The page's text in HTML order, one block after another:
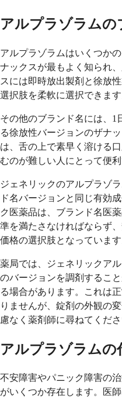
アルプラゾラムの
アルプラゾラムはいくつか
ナックスが最もよく知られ
スには即時放出製剤と徐放
選択肢を柔軟に選択できます
その他のブランド名には、1
る徐放性バージョンのザナ
は、舌の上で素早く溶ける
むのが難しい人にとって便利
ジェネリックのアルプラゾ
ド名バージョンと同じ有効
ク医薬品は、ブランド名医
準を満たさなければならず
価格の選択肢となっています
薬局では、ジェネリックア
のバージョンを調剤するこ
る場合があります。これは
りませんが、錠剤の外観の
慮なく薬剤師に尋ねてくださ
アルプラゾラムの
不安障害やパニック障害の
がいくつか存在します。医